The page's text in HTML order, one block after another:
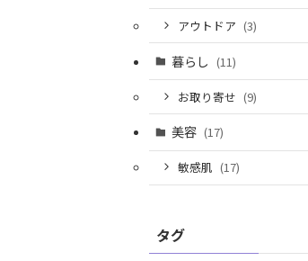
アウトドア (3)
暮らし (11)
お取り寄せ (9)
美容 (17)
敏感肌 (17)
タグ